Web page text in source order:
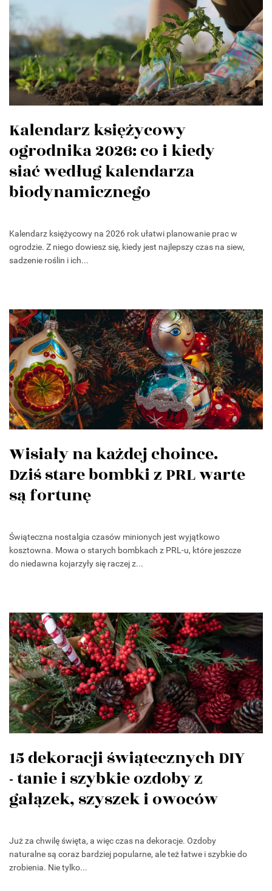
Kalendarz księżycowy
ogrodnika 2026: co i kiedy
siać według kalendarza
biodynamicznego
Kalendarz księżycowy na 2026 rok ułatwi planowanie prac w
ogrodzie. Z niego dowiesz się, kiedy jest najlepszy czas na siew,
sadzenie roślin i ich...
Wisiały na każdej choince.
Dziś stare bombki z PRL warte
są fortunę
Świąteczna nostalgia czasów minionych jest wyjątkowo
kosztowna. Mowa o starych bombkach z PRL-u, które jeszcze
do niedawna kojarzyły się raczej z...
15 dekoracji świątecznych DIY
- tanie i szybkie ozdoby z
gałązek, szyszek i owoców
Już za chwilę święta, a więc czas na dekoracje. Ozdoby
naturalne są coraz bardziej popularne, ale też łatwe i szybkie do
zrobienia. Nie tylko...